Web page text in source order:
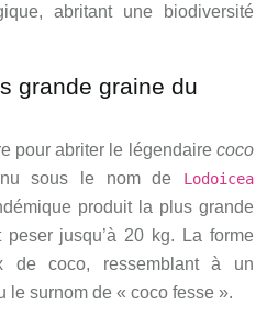
abritant une biodiversité
grande graine du
pour abriter le légendaire coco
sous le nom de Lodoicea
produit la plus grande
jusqu’à 20 kg. La forme
de coco, ressemblant à un
le surnom de « coco fesse ».